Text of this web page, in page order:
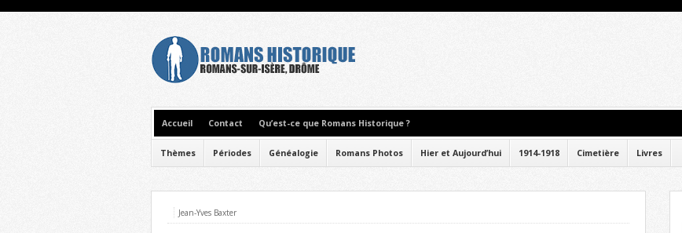
Accueil Contact Qu’est-ce que Romans Historique ?
Thèmes Périodes Généalogie Romans Photos Hier et Aujourd’hui 1914-1918 Cimetière Livres
Jean-Yves Baxter